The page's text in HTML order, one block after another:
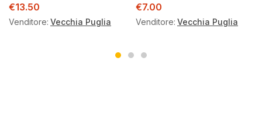
€13.50
Venditore: Vecchia Puglia
€7.00
Venditore: Vecchia Puglia